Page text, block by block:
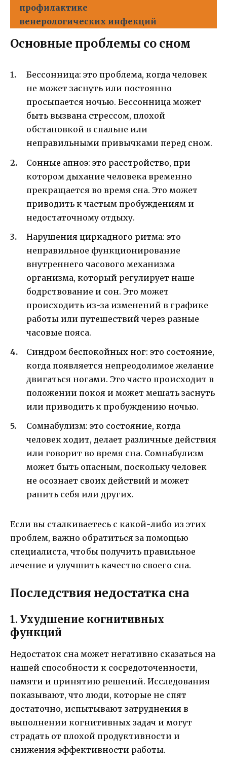
профилактике
венерологических инфекций
Основные проблемы со сном
Бессонница: это проблема, когда человек
не может заснуть или постоянно
просыпается ночью. Бессонница может
быть вызвана стрессом, плохой
обстановкой в спальне или
неправильными привычками перед сном.
Сонные апноэ: это расстройство, при
котором дыхание человека временно
прекращается во время сна. Это может
приводить к частым пробуждениям и
недостаточному отдыху.
Нарушения циркадного ритма: это
неправильное функционирование
внутреннего часового механизма
организма, который регулирует наше
бодрствование и сон. Это может
происходить из-за изменений в графике
работы или путешествий через разные
часовые пояса.
Синдром беспокойных ног: это состояние,
когда появляется непреодолимое желание
двигаться ногами. Это часто происходит в
положении покоя и может мешать заснуть
или приводить к пробуждению ночью.
Сомнабулизм: это состояние, когда
человек ходит, делает различные действия
или говорит во время сна. Сомнабулизм
может быть опасным, поскольку человек
не осознает своих действий и может
ранить себя или других.
Если вы сталкиваетесь с какой-либо из этих
проблем, важно обратиться за помощью
специалиста, чтобы получить правильное
лечение и улучшить качество своего сна.
Последствия недостатка сна
1. Ухудшение когнитивных
функций
Недостаток сна может негативно сказаться на
нашей способности к сосредоточенности,
памяти и принятию решений. Исследования
показывают, что люди, которые не спят
достаточно, испытывают затруднения в
выполнении когнитивных задач и могут
страдать от плохой продуктивности и
снижения эффективности работы.